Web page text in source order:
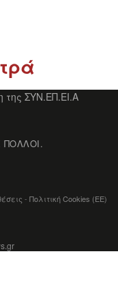
της ΣΥΝ.ΕΠ.ΕΙ.Α
ΠΟΛΛΟΙ.
- Πολιτική Cookies (ΕΕ)